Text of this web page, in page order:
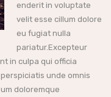
enderit in voluptate
velit esse cillum dolore
eu fugiat nulla
pariatur.Excepteur
in culpa qui officia
unde omnis
doloremque